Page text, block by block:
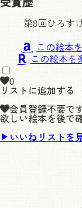
第8回ひろす
この絵本
この絵本を
0
リストに追加する
会員登録不要で
欲しい絵本を後で
いいねリストを